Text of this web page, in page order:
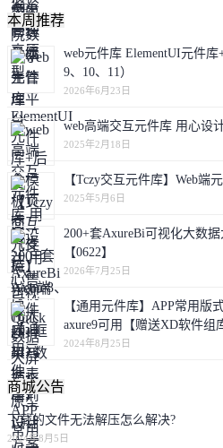
本周推荐
web元件库 ElementUI元件库
9、10、11）
2026年6月23日
web高端交互元件库 用心设
2025年2月18日
【Tczy交互元件库】Web端
2025年5月6日
200+套AxureBi可视化大数
【0622】
2026年7月25日
【通用元件库】APP常用版
axure9可用【赠送XD软件组
2024年8月25日
商城公告
下载的文件无法解压怎么解决?
2024年8月5日